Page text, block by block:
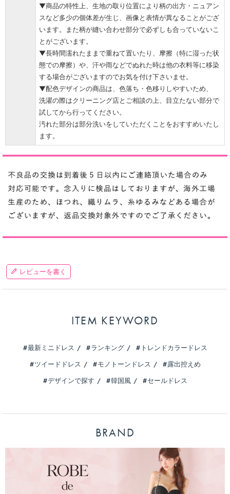
▼商品の特性上、生地の取り位置により柄の出方・ニュアン
スなど多少の個体差が生じ、画像と表情が異なることがござ
います。また柄が縫い合わせ部分で必ずしも合っていないこ
とがございます。
▼長時間濡れたままで重ねて置いたり、摩擦（特に湿った状
態での摩擦）や、汗や雨などでぬれた時は他の衣料等に移染
する場合がございますのでお気を付け下さいませ。
▼配色デザインの商品は、色落ち・色移りしやすいため、
洗濯の際はクリーニング店とご相談の上、目立たない部分で
試してから行ってください。
汚れた部分は部分洗いをしていただくことをおすすめいたし
ます。
レビューを書く
ITEM KEYWORD
最新ミニドレス ランキング
トレンドカラードレス
ツイードドレス
モノトーンドレス
露出控えめ
デザインで探す
韓国風 セールドレス
BRAND